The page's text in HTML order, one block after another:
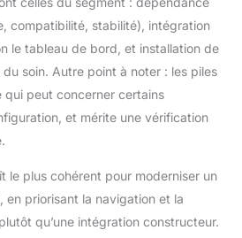
professionnel. Afin de
garantir une expérience
d'achat optimale, nous
solution de «
remplacement direct
sans réparation » pour
inappropriée. Nous
nous engageons à
assurer un suivi
responsable et à tout
compatibilité, stabilité), intégration
le tableau de bord, et installation de
soin. Autre point à noter : les piles
qui peut concerner certains
et mérite une vérification
le plus cohérent pour moderniser un
en priorisant la navigation et la
qu’une intégration constructeur.